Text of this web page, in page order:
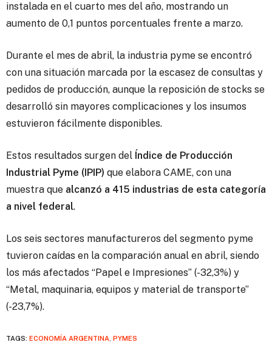
instalada en el cuarto mes del año, mostrando un
aumento de 0,1 puntos porcentuales frente a marzo.
Durante el mes de abril, la industria pyme se encontró
con una situación marcada por la escasez de consultas y
pedidos de producción, aunque la reposición de stocks se
desarrolló sin mayores complicaciones y los insumos
estuvieron fácilmente disponibles.
Estos resultados surgen del Índice de Producción
Industrial Pyme (IPIP) que elabora CAME, con una
muestra que alcanzó a 415 industrias de esta categoría
a nivel federal.
Los seis sectores manufactureros del segmento pyme
tuvieron caídas en la comparación anual en abril, siendo
los más afectados “Papel e Impresiones” (-32,3%) y
“Metal, maquinaria, equipos y material de transporte”
(-23,7%).
TAGS: ECONOMÍA ARGENTINA PYMES